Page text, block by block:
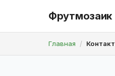
Фрутмозаик
Главная